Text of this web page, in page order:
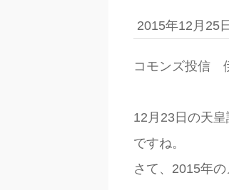
2015年12月25
コモンズ投信
12月23日の天
ですね。
さて、2015年